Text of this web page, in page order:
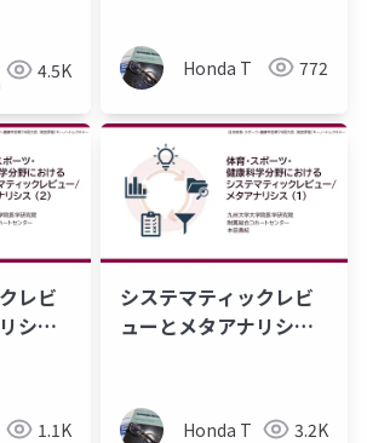
4.5K Honda T 772
レビ
シ
1.1K
システマティックレビ
ューとメタアナリシ
Honda T 3.2K